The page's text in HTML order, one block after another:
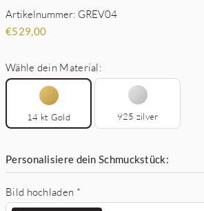
Artikelnummer: GREV04
€529,00
Wähle dein Material:
14 kt Gold 925 zilver
Personalisiere dein Schmuckstück:
Bild hochladen *